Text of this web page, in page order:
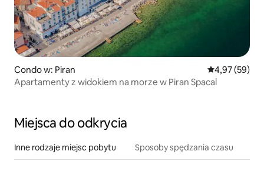
Condo w: Piran Średnia
4,97 (59)
Apartamenty z widokiem na morze w Piran Spacal
Miejsca do odkrycia
Inne rodzaje miejsc pobytu Sposoby spędzania czasu